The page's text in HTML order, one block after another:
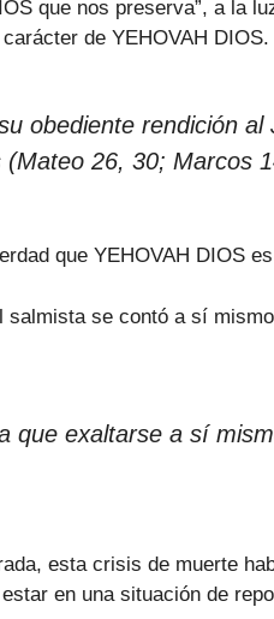
que nos preserva”, a la
de YEHOVAH DIOS.
obediente rendición
(Mateo 26, 30; Marcos
que YEHOVAH DIOS
salmista se contó a sí
que exaltarse a sí
esta crisis de muerte
en una situación de